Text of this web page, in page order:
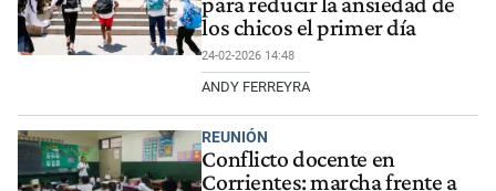
los chicos el primer día
24-02-2026 14:48
ANDY FERREYRA
REUNIÓN
Conflicto docente en
Corrientes: marcha frente a